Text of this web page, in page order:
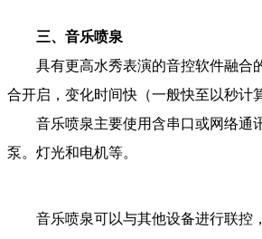
三、音乐喷泉
具有更高水秀表演的音控软件融合的
合开启，变化时间快（一般快至以秒计
音乐喷泉主要使用含串口或网络通讯
泵。灯光和电机等。
音乐喷泉可以与其他设备进行联控，